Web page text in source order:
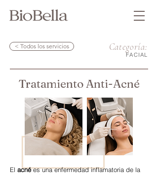
< Todos los servicios Categoría:
FACIAL
Tratamiento Anti-Acné
El acnées una enfermedad inflamatoria de la